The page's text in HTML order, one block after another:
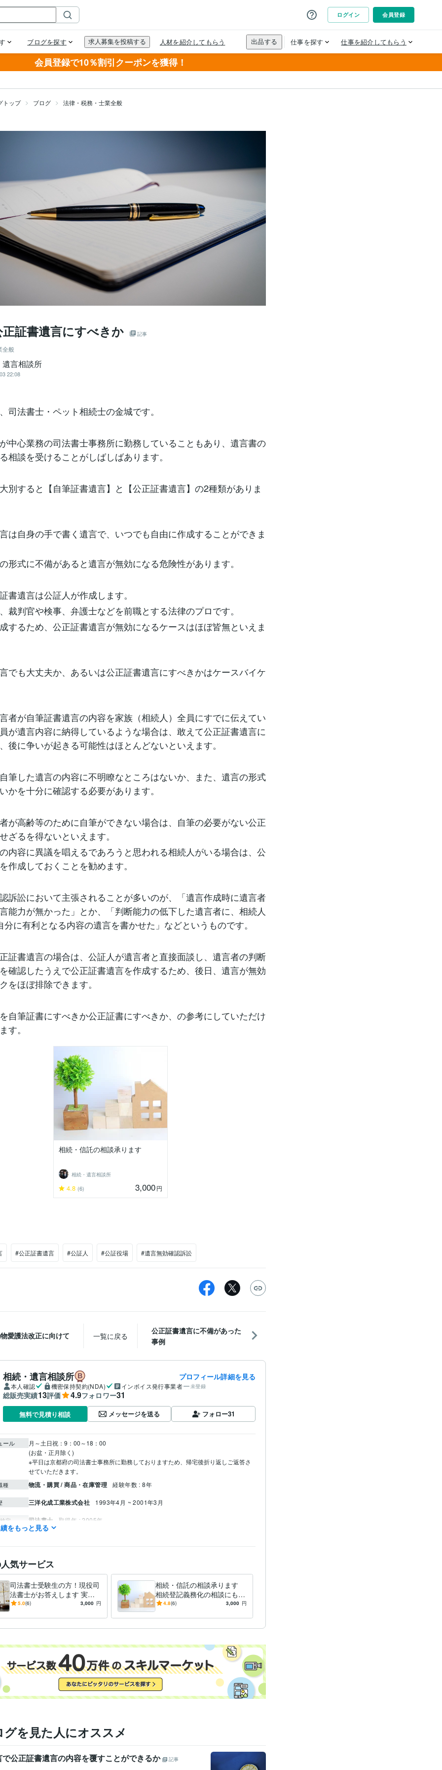
会員登録で10％割引クーポンを獲得！
トップ ブログ 法律・税務・士業全般
証書遺言にすべきか 記事
全般
遺言相談所
22:08
司法書士・ペット相続士の金城です。
中心業務の司法書士事務所に勤務していることもあり、遺言書の
相談を受けることがしばしばあります。
別すると【自筆証書遺言】と【公正証書遺言】の2種類がありま
は自身の手で書く遺言で、いつでも自由に作成することができま
形式に不備があると遺言が無効になる危険性があります。
書遺言は公証人が作成します。
裁判官や検事、弁護士などを前職とする法律のプロです。
するため、公正証書遺言が無効になるケースはほぼ皆無といえま
でも大丈夫か、あるいは公正証書遺言にすべきかはケースバイケ
者が自筆証書遺言の内容を家族（相続人）全員にすでに伝えてい
が遺言内容に納得しているような場合は、敢えて公正証書遺言に
後に争いが起きる可能性はほとんどないといえます。
筆した遺言の内容に不明瞭なところはないか、また、遺言の形式
かを十分に確認する必要があります。
が高齢等のために自筆ができない場合は、自筆の必要がない公正
ざるを得ないといえます。
内容に異議を唱えるであろうと思われる相続人がいる場合は、公
作成しておくことを勧めます。
訴訟において主張されることが多いのが、「遺言作成時に遺言者
能力が無かった」とか、「判断能力の低下した遺言者に、相続人
分に有利となる内容の遺言を書かせた」などというものです。
証書遺言の場合は、公証人が遺言者と直接面談し、遺言者の判断
確認したうえで公正証書遺言を作成するため、後日、遺言が無効
をほぼ排除できます。
自筆証書にすべきか公正証書にすべきか、の参考にしていただけ
す。
相続・信託の相談承ります
相続・遺言相談所
4.8 (6) 3,000円
#公正証書遺言 #公証人 #公証役場 #遺言無効確認訴訟
愛護法改正に向けて 一覧に戻る
公正証書遺言に不備があった
事例
相続・遺言相談所 プロフィール詳細を見る
本人確認 機密保持契約(NDA) インボイス発行事業者 未登録
総販売実績13評価 4.9フォロワー31
無料で見積り相談 メッセージを送る フォロー31
ール
月～土日祝：9：00～18：00
(お盆・正月除く)
※平日は京都府の司法書士事務所に勤務しておりますため、帰宅後折り返しご返答さ
種 物流・購買 / 商品・在庫管理 経験年数 : 8年
三洋化成工業株式会社 1993年4月 ~ 2001年3月
定 司法書士 取得年 : 2005年
ペット ペット信託 家族信託 相続 遺言 信託 法律相談 相続対策
相続相談
をもっと見る
気サービス
司法書士受験生の方！現役司
法書士がお答えします 実務
経験１９年の司法書士が、
5.0(6) 3,000 円
相続・信託の相談承ります
相続登記義務化の相談にも応
じます
4.8(6) 3,000 円
グを見た人にオススメ
で公正証書遺言の内容を覆すことができるか
記事